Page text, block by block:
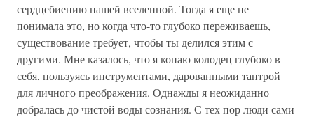
сердцебиению нашей вселенной. Тогда я еще не
понимала это, но когда что-то глубоко переживаешь,
существование требует, чтобы ты делился этим с
другими. Мне казалось, что я копаю колодец глубоко в
себя, пользуясь инструментами, дарованными тантрой
для личного преображения. Однажды я неожиданно
добралась до чистой воды сознания. С тех пор люди сами